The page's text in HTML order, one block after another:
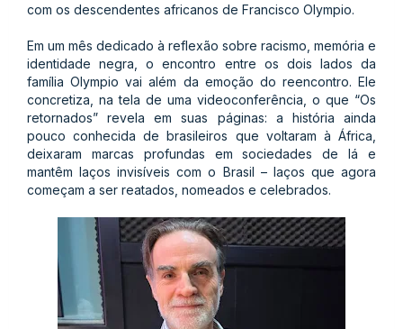
com os descendentes africanos de Francisco Olympio.
Em um mês dedicado à reflexão sobre racismo, memória e
identidade negra, o encontro entre os dois lados da
família Olympio vai além da emoção do reencontro. Ele
concretiza, na tela de uma videoconferência, o que “Os
retornados” revela em suas páginas: a história ainda
pouco conhecida de brasileiros que voltaram à África,
deixaram marcas profundas em sociedades de lá e
mantêm laços invisíveis com o Brasil – laços que agora
começam a ser reatados, nomeados e celebrados.